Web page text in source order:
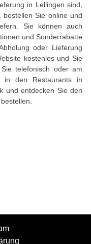
in Lellingen sind,
Sie online und
Sie können auch
und Sonderrabatte
oder Lieferung
kostenlos und Sie
telefonisch oder am
in den Restaurants in
und entdecken Sie den